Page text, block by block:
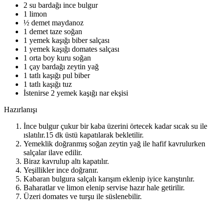
2 su bardağı ince bulgur
1 limon
½ demet maydanoz
1 demet taze soğan
1 yemek kaşığı biber salçası
1 yemek kaşığı domates salçası
1 orta boy kuru soğan
1 çay bardağı zeytin yağ
1 tatlı kaşığı pul biber
1 tatlı kaşığı tuz
İstenirse 2 yemek kaşığı nar ekşisi
Hazırlanışı
İnce bulgur çukur bir kaba üzerini örtecek kadar sıcak su ile
ıslatılır.15 dk üstü kapatılarak bekletilir.
Yemeklik doğranmış soğan zeytin yağ ile hafif kavrulurken
salçalar ilave edilir.
Biraz kavrulup altı kapatılır.
Yeşillikler ince doğranır.
Kabaran bulgura salçalı karışım eklenip iyice karıştırılır.
Baharatlar ve limon elenip servise hazır hale getirilir.
Üzeri domates ve turşu ile süslenebilir.